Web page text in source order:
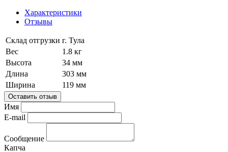
Характеристики
Отзывы
Склад отгрузки г. Тула
Вес
1.8 кг
Высота
34 мм
Длина
303 мм
Ширина
119 мм
Оставить отзыв
Имя
E-mail
Сообщение
Капча